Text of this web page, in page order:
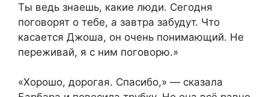
Ты ведь знаешь, какие люди. Сегодня
поговорят о тебе, а завтра забудут. Что
касается Джоша, он очень понимающий. Не
переживай, я с ним поговорю.»
«Хорошо, дорогая. Спасибо,» — сказала